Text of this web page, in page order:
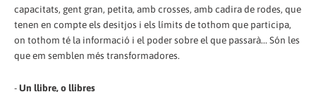
capacitats, gent gran, petita, amb crosses, amb cadira de rodes, que
tenen en compte els desitjos i els límits de tothom que participa,
on tothom té la informació i el poder sobre el que passarà... Són les
que em semblen més transformadores.
-Un llibre, o llibres